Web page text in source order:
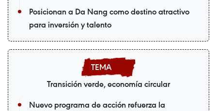
Posicionan a Da Nang como destino atractivo
para inversión y talento
Transición verde, economía circular
Nuevo programa de acción refuerza la